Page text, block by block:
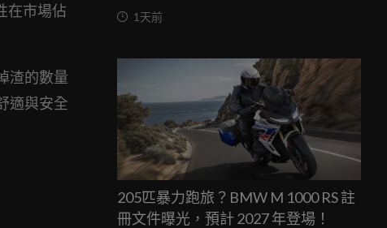
在市場佔
渣的數量
適與安全
1天前
205匹暴力跑旅？BMW M 1000 RS 註
冊文件曝光，預計 2027 年登場！